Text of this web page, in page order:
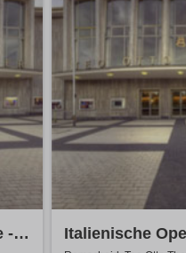
-
Italienische